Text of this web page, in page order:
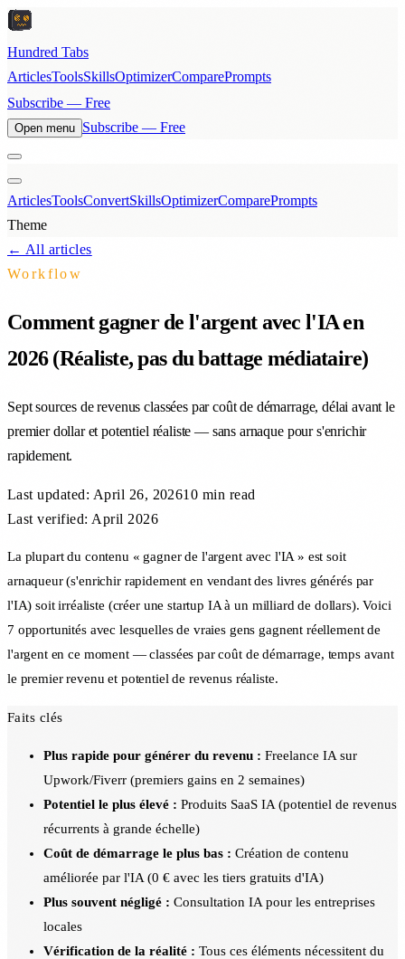
Hundred Tabs
ArticlesToolsSkillsOptimizerComparePrompts
Subscribe — Free
Open menu Subscribe — Free
ArticlesToolsConvertSkillsOptimizerComparePrompts
Theme
← All articles
Workflow
Comment gagner de l'argent avec l'IA en
2026 (Réaliste, pas du battage médiataire)
Sept sources de revenus classées par coût de démarrage, délai avant le
premier dollar et potentiel réaliste — sans arnaque pour s'enrichir
rapidement.
Last updated: April 26, 202610 min read
Last verified: April 2026
La plupart du contenu « gagner de l'argent avec l'IA » est soit
arnaqueur (s'enrichir rapidement en vendant des livres générés par
l'IA) soit irréaliste (créer une startup IA à un milliard de dollars). Voici
7 opportunités avec lesquelles de vraies gens gagnent réellement de
l'argent en ce moment — classées par coût de démarrage, temps avant
le premier revenu et potentiel de revenus réaliste.
Faits clés
Plus rapide pour générer du revenu : Freelance IA sur
Upwork/Fiverr (premiers gains en 2 semaines)
Potentiel le plus élevé : Produits SaaS IA (potentiel de revenus
récurrents à grande échelle)
Coût de démarrage le plus bas : Création de contenu
améliorée par l'IA (0 € avec les tiers gratuits d'IA)
Plus souvent négligé : Consultation IA pour les entreprises
locales
Vérification de la réalité : Tous ces éléments nécessitent du